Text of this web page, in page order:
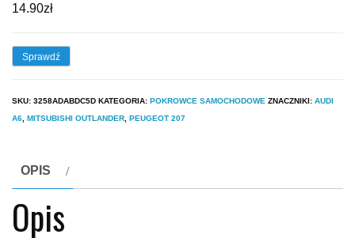
14.90zł
Sprawdź
SKU: 3258ADABDC5D KATEGORIA: POKROWCE SAMOCHODOWE ZNACZNIKI: AUDI
A6 MITSUBISHI OUTLANDER PEUGEOT 207
OPIS
Opis